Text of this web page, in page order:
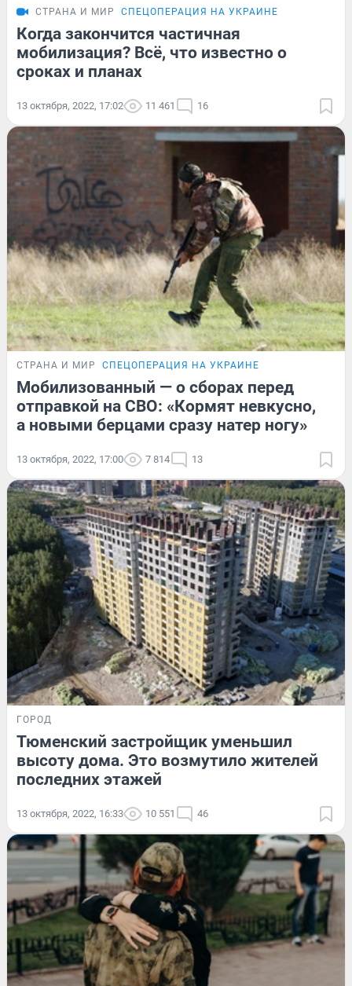
СТРАНА И МИР СПЕЦОПЕРАЦИЯ НА УКРАИНЕ
Когда закончится частичная
мобилизация? Всё, что известно о
сроках и планах
13 октября, 2022, 17:02 11 461 16
СТРАНА И МИР СПЕЦОПЕРАЦИЯ НА УКРАИНЕ
Мобилизованный — о сборах перед
отправкой на СВО: «Кормят невкусно,
а новыми берцами сразу натер ногу»
13 октября, 2022, 17:00 7 814 13
ГОРОД
Тюменский застройщик уменьшил
высоту дома. Это возмутило жителей
последних этажей
13 октября, 2022, 16:33 10 551 46